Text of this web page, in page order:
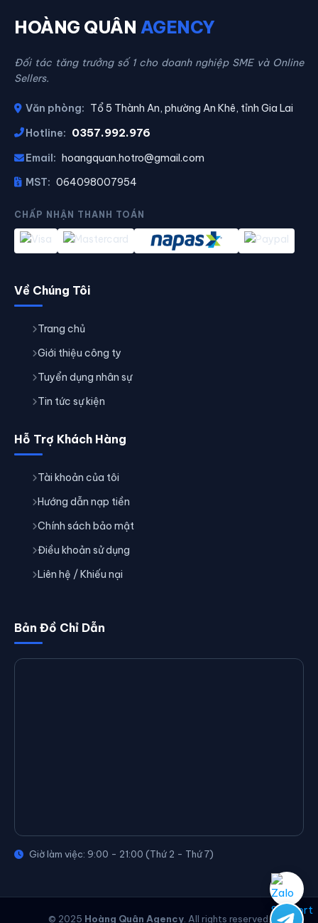
HOÀNG QUÂN AGENCY
Đối tác tăng trưởng số 1 cho doanh nghiệp SME và Online
Sellers.
Văn phòng: Tổ 5 Thành An, phường An Khê, tỉnh Gia Lai
Hotline: 0357.992.976
Email: hoangquan.hotro@gmail.com
MST: 064098007954
CHẤP NHẬN THANH TOÁN
Về Chúng Tôi
Trang chủ
Giới thiệu công ty
Tuyển dụng nhân sự
Tin tức sự kiện
Hỗ Trợ Khách Hàng
Tài khoản của tôi
Hướng dẫn nạp tiền
Chính sách bảo mật
Điều khoản sử dụng
Liên hệ / Khiếu nại
Bản Đồ Chỉ Dẫn
Giờ làm việc: 9:00 - 21:00 (Thứ 2 - Thứ 7)
© 2025 Hoàng Quân Agency. All rights reserved.